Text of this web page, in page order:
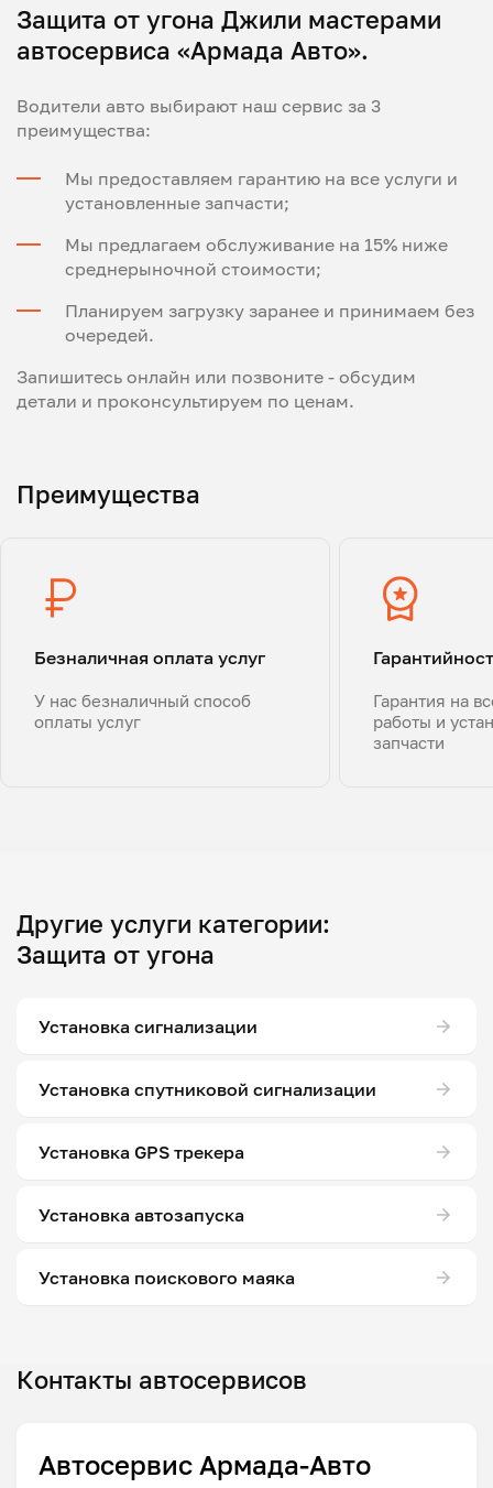
Защита от угона Джили мастерами
автосервиса «Армада Авто».
Водители авто выбирают наш сервис за 3
преимущества:
Мы предоставляем гарантию на все услуги и
установленные запчасти;
Мы предлагаем обслуживание на 15% ниже
среднерыночной стоимости;
Планируем загрузку заранее и принимаем без
очередей.
Запишитесь онлайн или позвоните - обсудим
детали и проконсультируем по ценам.
Преимущества
Безналичная оплата услуг
У нас безналичный способ
оплаты услуг
Гарантия на
работы и
запчасти
Другие услуги категории:
Защита от угона
Установка сигнализации
Установка спутниковой сигнализации
Установка GPS трекера
Установка автозапуска
Установка поискового маяка
Контакты автосервисов
Автосервис Армада-Авто